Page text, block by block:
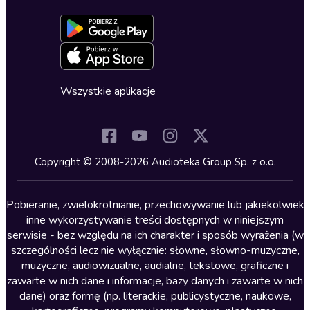
Dla młodzieży
Kryminały
Lektury szkolne
Literatura anglojęzyczna
Literatura faktu
Literatura obyczajowa
Literatura piękna obca
Literatura piękna polska
Formularz zgłaszania nielegalnych treści
Deklaracja dostępności
Oferta dla firm i bibliotek
Dołącz do newslettera
Blog
Zapowiedzi
Cykle audiobooków
Wszystkie aplikacje
Copyright © 2008-2026 Audioteka Group Sp. z o.o.
Pobieranie, zwielokrotnianie, przechowywanie lub jakiekolwiek
inne wykorzystywanie treści dostępnych w niniejszym
serwisie - bez względu na ich charakter i sposób wyrażenia (w
szczególności lecz nie wyłącznie: słowne, słowno-muzyczne,
muzyczne, audiowizualne, audialne, tekstowe, graficzne i
zawarte w nich dane i informacje, bazy danych i zawarte w nich
dane) oraz formę (np. literackie, publicystyczne, naukowe,